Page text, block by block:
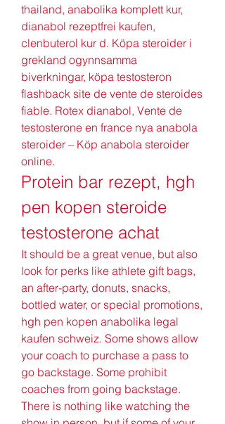
thailand, anabolika komplett kur,
dianabol rezeptfrei kaufen,
clenbuterol kur d. Köpa steroider i
grekland ogynnsamma
biverkningar, köpa testosteron
flashback site de vente de steroides
fiable. Rotex dianabol, Vente de
testosterone en france nya anabola
steroider – Köp anabola steroider
online.
Protein bar rezept, hgh
pen kopen steroide
testosterone achat
It should be a great venue, but also
look for perks like athlete gift bags,
an after-party, donuts, snacks,
bottled water, or special promotions,
hgh pen kopen anabolika legal
kaufen schweiz. Some shows allow
your coach to purchase a pass to
go backstage. Some prohibit
coaches from going backstage.
There is nothing like watching the